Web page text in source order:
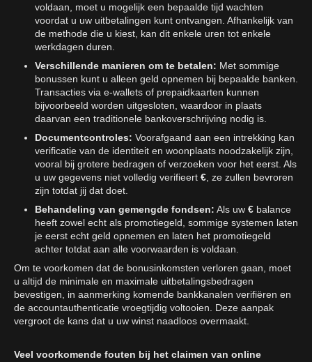
voldaan, moet u mogelijk een bepaalde tijd wachten
voordat u uw uitbetalingen kunt ontvangen. Afhankelijk van
de methode die u kiest, kan dit enkele uren tot enkele
werkdagen duren.
Verschillende manieren om te betalen: Met sommige
bonussen kunt u alleen geld opnemen bij bepaalde banken.
Transacties via e-wallets of prepaidkaarten kunnen
bijvoorbeeld worden uitgesloten, waardoor in plaats
daarvan een traditionele bankoverschrijving nodig is.
Documentcontroles: Voorafgaand aan een intrekking kan
verificatie van de identiteit en woonplaats noodzakelijk zijn,
vooral bij grotere bedragen of verzoeken voor het eerst. Als
u uw gegevens niet volledig verifieert € , ze zullen bevroren
zijn totdat jij dat doet.
Behandeling van gemengde fondsen: Als uw € balance
heeft zowel echt als promotiegeld, sommige systemen laten
je eerst echt geld opnemen en laten het promotiegeld
achter totdat aan alle voorwaarden is voldaan.
Om te voorkomen dat de bonusinkomsten verloren gaan, moet
u altijd de minimale en maximale uitbetalingsbedragen
bevestigen, in aanmerking komende bankkanalen verifiëren en
de accountauthenticatie vroegtijdig voltooien. Deze aanpak
vergroot de kans dat u uw winst naadloos overmaakt.
Veel voorkomende fouten bij het claimen van online